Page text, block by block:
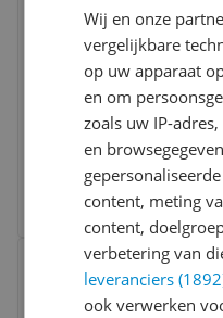
Manfrotto Super
€
Bekijk
Vergelijken
Bekijk product
Wij en onze
vergelijkbare
op uw apparaat
en om
zoals uw IP-
en
content, meting
content,
verbetering van
leveranciers
ook verwerken